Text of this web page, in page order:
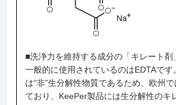
■洗浄力を維持する成分の「キレート剤
一般的に使用されているのはEDTAです
は“非”生分解性物質であるため、欧州
ており、KeePer製品には生分解性のキ